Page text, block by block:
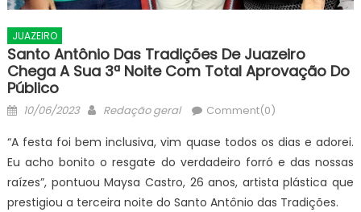
JUAZEIRO
Santo Antônio Das Tradições De Juazeiro
Chega A Sua 3ª Noite Com Total Aprovação Do
Público
Posted
10/06/2023 Author
Redação geral Comment(0)
“A festa foi bem inclusiva, vim quase todos os dias e adorei.
Eu acho bonito o resgate do verdadeiro forró e das nossas
raízes”, pontuou Maysa Castro, 26 anos, artista plástica que
prestigiou a terceira noite do Santo Antônio das Tradições.